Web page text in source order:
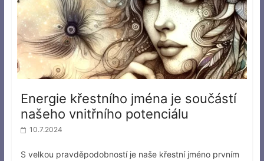
Energie křestního jména je součástí
našeho vnitřního potenciálu
10.7.2024
S velkou pravděpodobností je naše křestní jméno prvním